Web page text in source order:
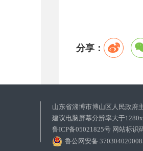
分享：
山东省淄博市博山区人民政
建议电脑屏幕分辨率大于
鲁ICP备05021825号 网站标识
鲁公网安备